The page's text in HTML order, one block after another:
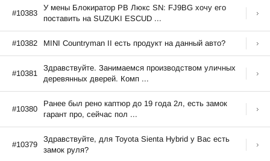
#10383
У мены Блокиратор РВ Люкс SN: FJ9BG хочу его
поставить на SUZUKI ESCUD ...
#10382 MINI Countryman II есть продукт на данный авто?
#10381
Здравствуйте. Занимаемся производством уличных
деревянных дверей. Комп ...
#10380
Ранее был рено каптюр до 19 года 2л, есть замок
гарант про, сейчас пол ...
#10379
Здравствуйте, для Toyota Sienta Hybrid у Вас есть
замок руля?